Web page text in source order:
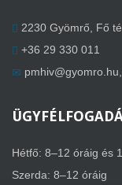
2230 Gyömrő, Fő
+36 29 330 011
pmhiv@gyomro.hu
Hétfő: 8–12 óráig és
Szerda: 8–12 óráig